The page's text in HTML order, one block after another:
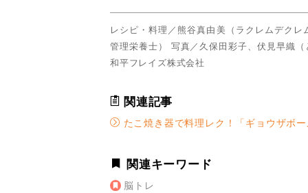
レシピ・料理／熊谷真由美（ラクレムデク
管理栄養士） 写真／久保田彩子、伏見早織
和平フレイズ株式会社
関連記事
たこ焼き器で料理レク！「ギョウザボ
関連キーワード
脳トレ